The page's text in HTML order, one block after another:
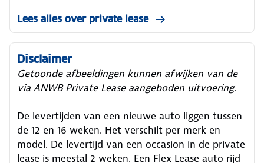
Lees alles over private lease
Disclaimer
Getoonde afbeeldingen kunnen afwijken van de
via ANWB Private Lease aangeboden uitvoering.
De levertijden van een nieuwe auto liggen tussen
de 12 en 16 weken. Het verschilt per merk en
model. De levertijd van een occasion in de private
lease is meestal 2 weken. Een Flex Lease auto rijd